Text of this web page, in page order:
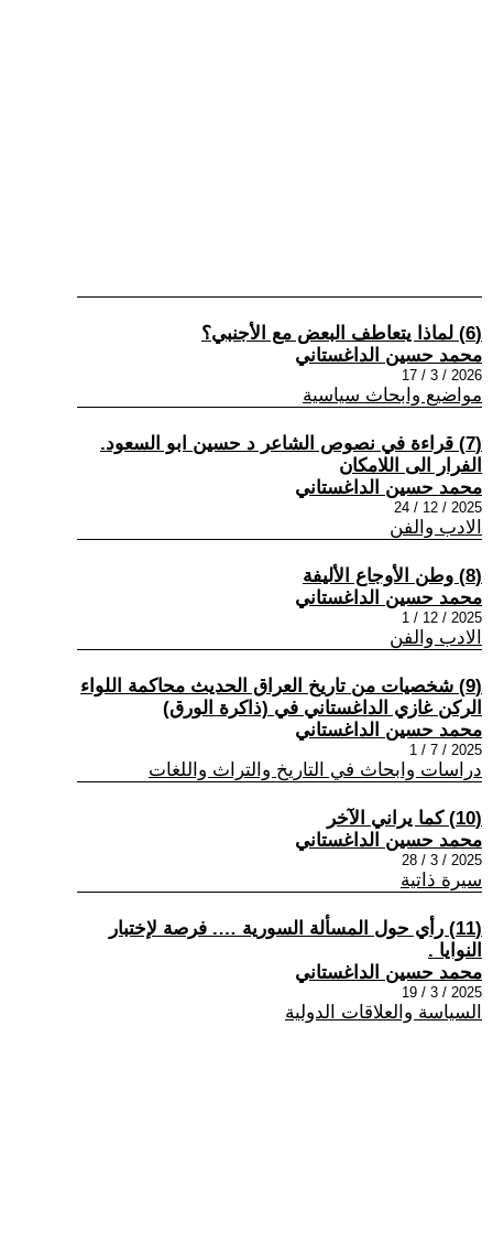
(6) لماذا يتعاطف البعض مع الأجنبي؟
محمد حسين الداغستاني
2026 / 3 / 17
مواضيع وابحاث سياسية
(7) قراءة في نصوص الشاعر د حسين ابو السعود.
الفرار الى اللامكان
محمد حسين الداغستاني
2025 / 12 / 24
الادب والفن
(8) وطن الأوجاع الأليفة
محمد حسين الداغستاني
2025 / 12 / 1
الادب والفن
(9) شخصيات من تاريخ العراق الحديث محاكمة اللواء
الركن غازي الداغستاني في (ذاكرة الورق)
محمد حسين الداغستاني
2025 / 7 / 1
دراسات وابحاث في التاريخ والتراث واللغات
(10) كما يراني الآخر
محمد حسين الداغستاني
2025 / 3 / 28
سيرة ذاتية
(11) رأي حول المسألة السورية …. فرصة لإختبار
النوايا .
محمد حسين الداغستاني
2025 / 3 / 19
السياسة والعلاقات الدولية